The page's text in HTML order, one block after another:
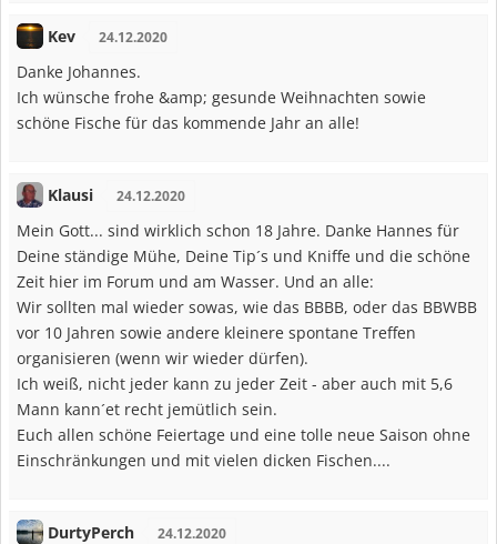
Kev 24.12.2020
Danke Johannes.
Ich wünsche frohe &amp; gesunde Weihnachten sowie
schöne Fische für das kommende Jahr an alle!
Klausi 24.12.2020
Mein Gott... sind wirklich schon 18 Jahre. Danke Hannes für
Deine ständige Mühe, Deine Tip´s und Kniffe und die schöne
Zeit hier im Forum und am Wasser. Und an alle:
Wir sollten mal wieder sowas, wie das BBBB, oder das BBWBB
vor 10 Jahren sowie andere kleinere spontane Treffen
organisieren (wenn wir wieder dürfen).
Ich weiß, nicht jeder kann zu jeder Zeit - aber auch mit 5,6
Mann kann´et recht jemütlich sein.
Euch allen schöne Feiertage und eine tolle neue Saison ohne
Einschränkungen und mit vielen dicken Fischen....
DurtyPerch 24.12.2020